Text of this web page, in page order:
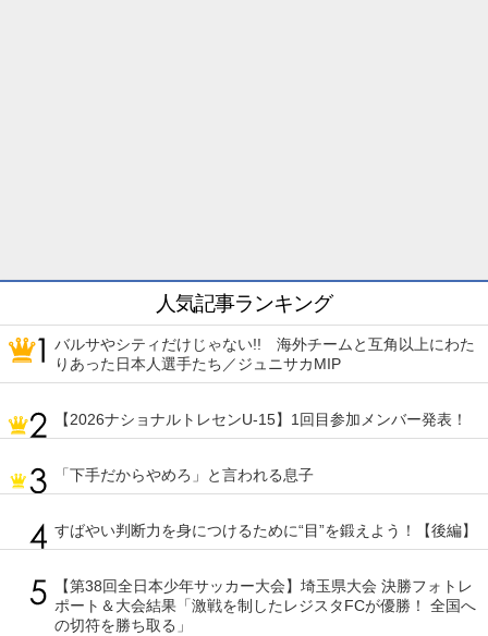
人気記事ランキング
バルサやシティだけじゃない!! 海外チームと互角以上にわた
りあった日本人選手たち／ジュニサカMIP
【2026ナショナルトレセンU-15】1回目参加メンバー発表！
「下手だからやめろ」と言われる息子
すばやい判断力を身につけるために“目”を鍛えよう！【後編】
【第38回全日本少年サッカー大会】埼玉県大会 決勝フォトレ
ポート＆大会結果「激戦を制したレジスタFCが優勝！ 全国へ
の切符を勝ち取る」